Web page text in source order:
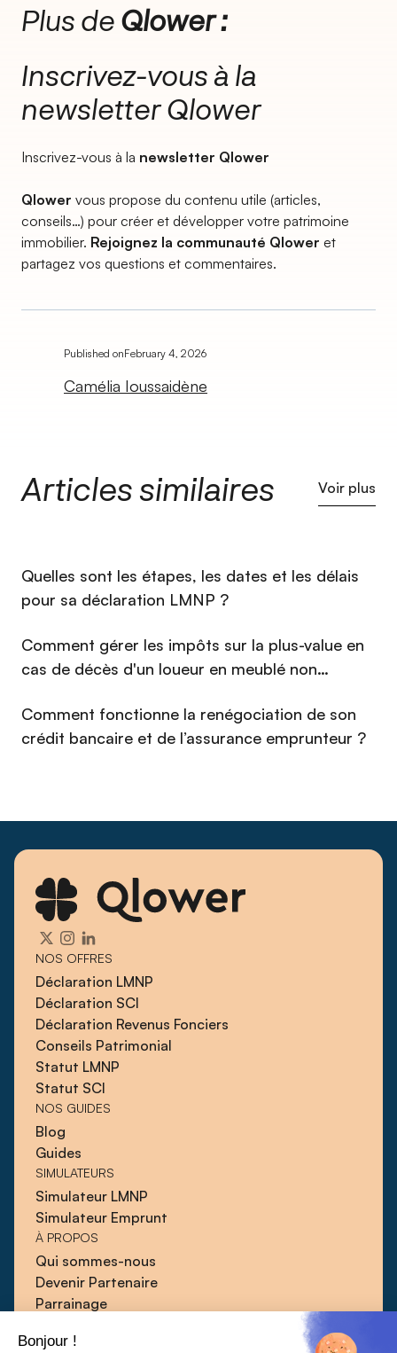
Bonjour !
Plus de Qlower :
Inscrivez-vous à la
newsletter Qlower​
Inscrivez-vous à la newsletter Qlower​
Qlower vous propose du contenu utile (articles,
conseils…) pour créer et développer votre patrimoine
immobilier. Rejoignez la communauté Qlower et
partagez vos questions et commentaires.
Published onFebruary 4, 2026
Camélia Ioussaidène
Articles similaires Voir plus
⁠Quelles sont les étapes, les dates et les délais
pour sa déclaration LMNP ?
Comment gérer les impôts sur la plus-value en
cas de décès d'un loueur en meublé non
Comment fonctionne la renégociation de son
crédit bancaire et de l’assurance emprunteur ?
NOS OFFRES
Déclaration LMNP
Déclaration SCI
Déclaration Revenus Fonciers
Conseils Patrimonial
Statut LMNP
Statut SCI
NOS GUIDES
Blog
Guides
SIMULATEURS
Simulateur LMNP
Simulateur Emprunt
À PROPOS
Qui sommes-nous
Devenir Partenaire
Parrainage
Guides